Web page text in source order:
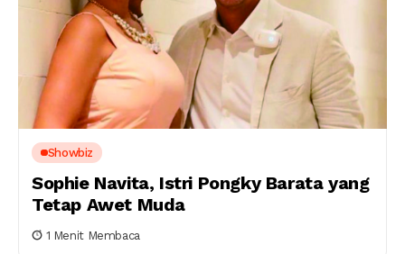
Showbiz
Sophie Navita, Istri Pongky Barata yang
Tetap Awet Muda
1 Menit Membaca